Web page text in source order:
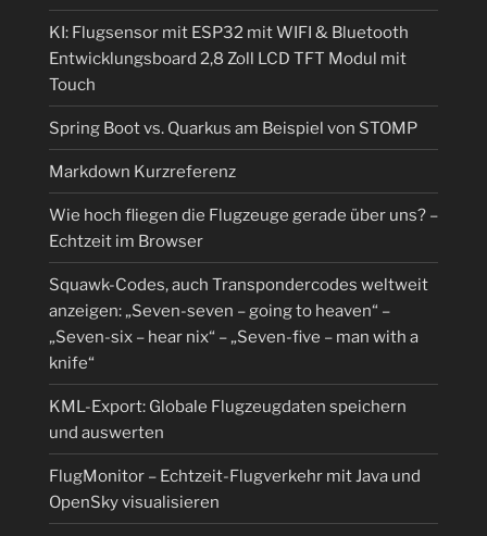
KI: Flugsensor mit ESP32 mit WIFI & Bluetooth
Entwicklungsboard 2,8 Zoll LCD TFT Modul mit
Touch
Spring Boot vs. Quarkus am Beispiel von STOMP
Markdown Kurzreferenz
Wie hoch fliegen die Flugzeuge gerade über uns? –
Echtzeit im Browser
Squawk-Codes, auch Transpondercodes weltweit
anzeigen: „Seven-seven – going to heaven“ –
„Seven-six – hear nix“ – „Seven-five – man with a
knife“
KML-Export: Globale Flugzeugdaten speichern
und auswerten
FlugMonitor – Echtzeit-Flugverkehr mit Java und
OpenSky visualisieren